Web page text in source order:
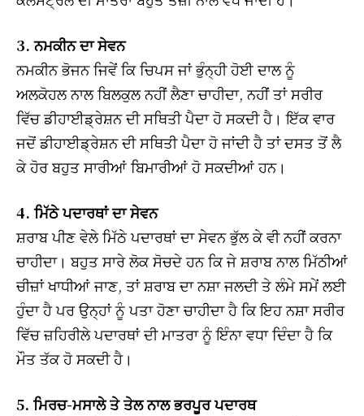
3. ਨਮਕੀਨ ਦਾ ਸੇਵਨ
ਨਮਕੀਨ ਭੋਜਨ ਜਿਵੇਂ ਕਿ ਚਿਪਸ ਜਾਂ ਭੁੰਨ੍ਹੀ ਹੋਈ ਦਾਲ ਨੂੰ
ਅਲਕੋਹਲ ਨਾਲ ਬਿਲਕੁਲ ਨਹੀਂ ਲੈਣਾ ਚਾਹੀਦਾ, ਨਹੀਂ ਤਾਂ ਸਰੀਰ
ਵਿੱਚ ਡੀਹਾਈਡ੍ਰੇਸ਼ਨ ਦੀ ਸਥਿਤੀ ਪੈਦਾ ਹੋ ਸਕਦੀ ਹੈ। ਇੱਕ ਵਾਰ
ਜਦੋਂ ਡੀਹਾਈਡ੍ਰੇਸ਼ਨ ਦੀ ਸਥਿਤੀ ਪੈਦਾ ਹੋ ਜਾਂਦੀ ਹੈ ਤਾਂ ਦਸਤ ਤੋਂ ਲੈ
ਕੇ ਹੋਰ ਬਹੁਤ ਸਾਰੀਆਂ ਬਿਮਾਰੀਆਂ ਹੋ ਸਕਦੀਆਂ ਹਨ।
4. ਮਿੱਠੇ ਪਦਾਰਥਾਂ ਦਾ ਸੇਵਨ
ਸ਼ਰਾਬ ਪੀਣ ਵੇਲੇ ਮਿੱਠੇ ਪਦਾਰਥਾਂ ਦਾ ਸੇਵਨ ਭੁੱਲ ਕੇ ਵੀ ਨਹੀਂ ਕਰਨਾ
ਚਾਹੀਦਾ। ਬਹੁਤ ਸਾਰੇ ਲੋਕ ਸੋਚਦੇ ਹਨ ਕਿ ਜੇ ਸ਼ਰਾਬ ਨਾਲ ਮਿੱਠੀਆਂ
ਚੀਜ਼ਾਂ ਖਾਧੀਆਂ ਜਾਣ, ਤਾਂ ਸ਼ਰਾਬ ਦਾ ਨਸ਼ਾ ਜਲਦੀ ਤੇ ਲੰਮੇ ਸਮੇਂ ਲਈ
ਹੁੰਦਾ ਹੈ ਪਰ ਉਨ੍ਹਾਂ ਨੂੰ ਪਤਾ ਹੋਣਾ ਚਾਹੀਦਾ ਹੈ ਕਿ ਇਹ ਨਸ਼ਾ ਸਰੀਰ
ਵਿੱਚ ਜ਼ਹਿਰੀਲੇ ਪਦਾਰਥਾਂ ਦੀ ਮਾਤਰਾ ਨੂੰ ਇੰਨਾ ਵਧਾ ਦਿੰਦਾ ਹੈ ਕਿ
ਮੌਤ ਤੱਕ ਹੋ ਸਕਦੀ ਹੈ।
5. ਮਿਰਚ-ਮਸਾਲੇ ਤੇ ਤੇਲ ਨਾਲ ਭਰਪੂਰ ਪਦਾਰਥ